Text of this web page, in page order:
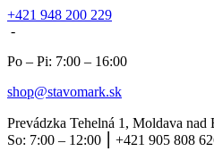
+421 948 200 229
-
Po – Pi: 7:00 – 16:00
shop@stavomark.sk
Prevádzka Tehelná 1, Moldava
So: 7:00 – 12:00 ⎮ +421 905 808